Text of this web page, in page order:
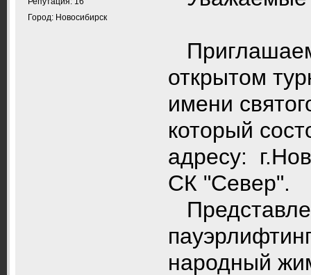
Город: Новосибирск
открытом
имени
который
адресу:
СК "Север".
народный